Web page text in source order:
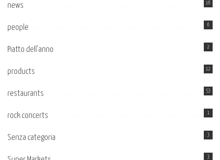
news 16
people 6
Piatto dell’anno 2
products 12
restaurants 53
rock concerts 1
Senza categoria 3
3